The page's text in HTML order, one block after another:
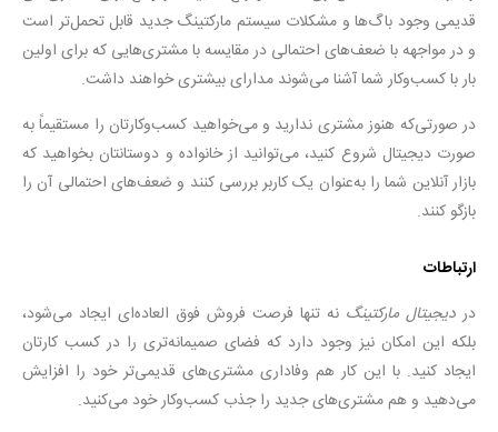
قدیمی وجود باگ‌ها و مشکلات سیستم مارکتینگ جدید قابل‌ تحمل‌تر است
و در مواجهه با ضعف‌های احتمالی در مقایسه با مشتری‌هایی که برای اولین
‌بار با کسب‌وکار شما آشنا می‌شوند مدارای بیشتری خواهند داشت.
در صورتی‌که هنوز مشتری ندارید و می‌خواهید کسب‌وکارتان را مستقیماً به
‌صورت دیجیتال شروع کنید، می‌توانید از خانواده و دوستانتان بخواهید که
بازار آنلاین شما را به‌عنوان یک کاربر بررسی کنند و ضعف‌های احتمالی آن را
بازگو کنند.
ارتباطات
در دیجیتال مارکتینگنه ‌تنها فرصت فروش فوق‌ العاده‌ای ایجاد می‌شود،
بلکه این امکان نیز وجود دارد که فضای صمیمانه‌تری را در کسب کارتان
ایجاد کنید. با این کار هم وفاداری مشتری‌های قدیمی‌تر خود را افزایش
می‌دهید و هم مشتری‌های جدید را جذب کسب‌وکار خود می‌کنید.